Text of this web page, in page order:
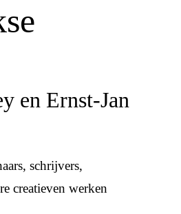
en Ernst-Jan
schrijvers,
creatieven werken